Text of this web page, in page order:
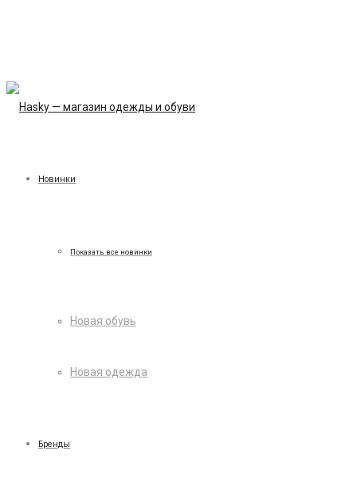
Новинки
Показать все новинки
Новая обувь
Новая одежда
Бренды